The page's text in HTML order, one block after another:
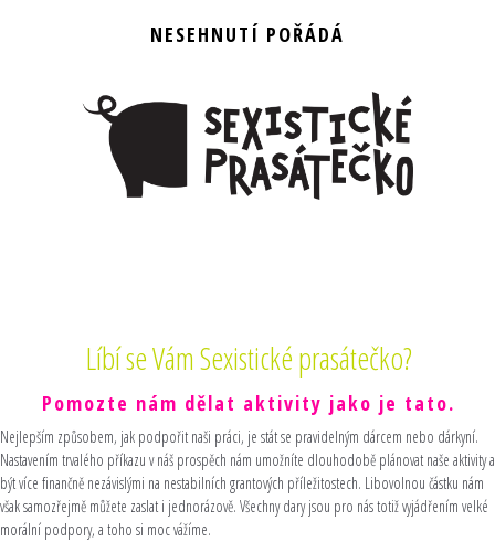
NESEHNUTÍ POŘÁDÁ
Líbí se Vám Sexistické prasátečko?
Pomozte nám dělat aktivity jako je tato.
Nejlepším způsobem, jak podpořit naši práci, je stát se pravidelným dárcem nebo dárkyní.
Nastavením trvalého příkazu v náš prospěch nám umožníte dlouhodobě plánovat naše aktivity a
být více finančně nezávislými na nestabilních grantových příležitostech. Libovolnou částku nám
však samozřejmě můžete zaslat i jednorázově. Všechny dary jsou pro nás totiž vyjádřením velké
morální podpory, a toho si moc vážíme.